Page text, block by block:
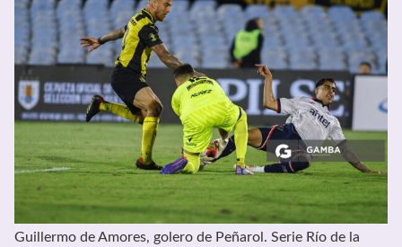
Guillermo de Amores, golero de Peñarol. Serie Río de la